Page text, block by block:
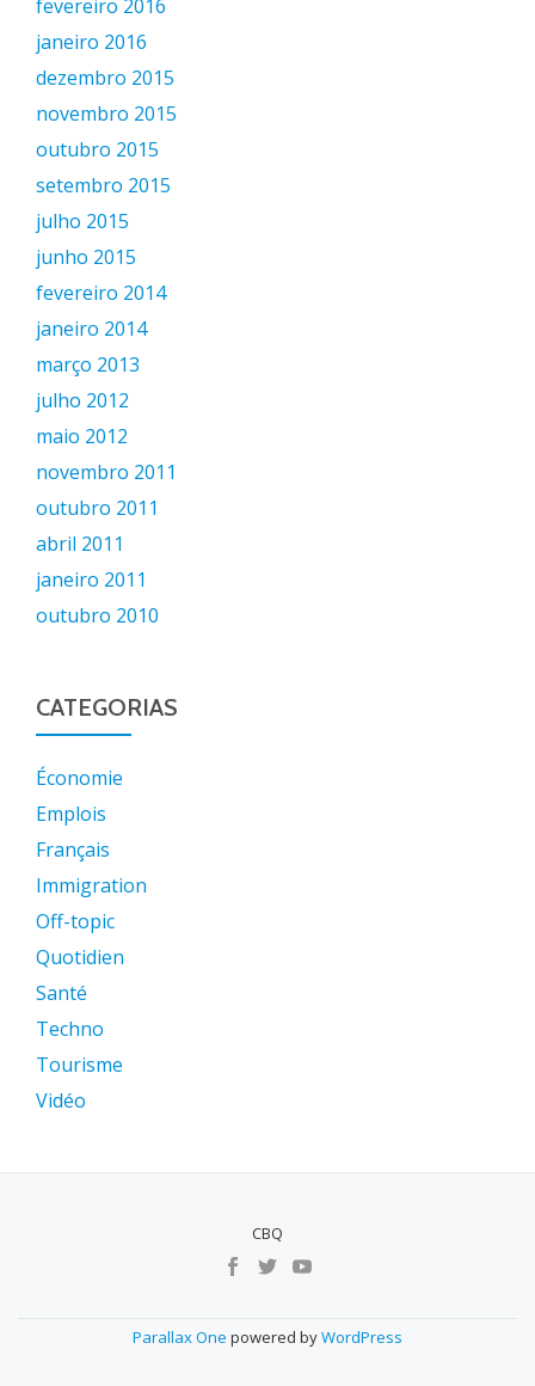
fevereiro 2016
janeiro 2016
dezembro 2015
novembro 2015
outubro 2015
setembro 2015
julho 2015
junho 2015
fevereiro 2014
janeiro 2014
março 2013
julho 2012
maio 2012
novembro 2011
outubro 2011
abril 2011
janeiro 2011
outubro 2010
CATEGORIAS
Économie
Emplois
Français
Immigration
Off-topic
Quotidien
Santé
Techno
Tourisme
Vidéo
CBQ
Parallax One powered byWordPress